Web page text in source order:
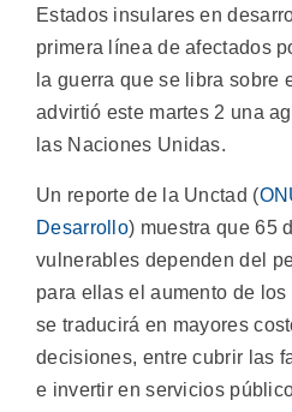
Estados insulares en
primera línea de afectados
la guerra que se libra sobre
advirtió este martes 2 una
las Naciones Unidas.
Un reporte de la Unctad (
Desarrollo) muestra que 65
vulnerables dependen del
para ellas el aumento de
se traducirá en mayores
decisiones, entre cubrir las
e invertir en servicios